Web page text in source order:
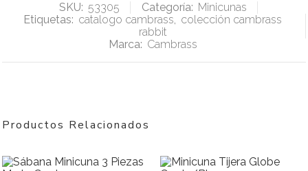
SKU: 53305 Categoría: Minicunas
Etiquetas: catalogo cambrass, colección cambrass
rabbit
Marca: Cambrass
Productos Relacionados